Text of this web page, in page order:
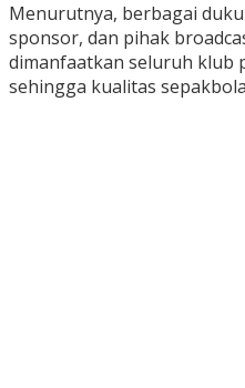
Menurutnya, berbagai
sponsor, dan pihak
dimanfaatkan seluruh klub
sehingga kualitas